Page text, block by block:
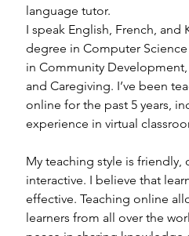
language tutor.
I speak English, French, and
degree in Computer
in Community
and Caregiving. I’ve been
online for the past 5 years,
experience in virtual
My teaching style is friendly,
interactive. I believe that
effective. Teaching online
learners from all over the